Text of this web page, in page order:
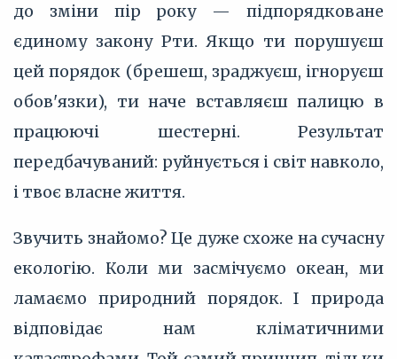
до зміни пір року — підпорядковане
єдиному закону Рти. Якщо ти порушуєш
цей порядок (брешеш, зраджуєш, ігноруєш
обов'язки), ти наче вставляєш палицю в
працюючі шестерні. Результат
передбачуваний: руйнується і світ навколо,
і твоє власне життя.
Звучить знайомо? Це дуже схоже на сучасну
екологію. Коли ми засмічуємо океан, ми
ламаємо природний порядок. І природа
відповідає нам кліматичними